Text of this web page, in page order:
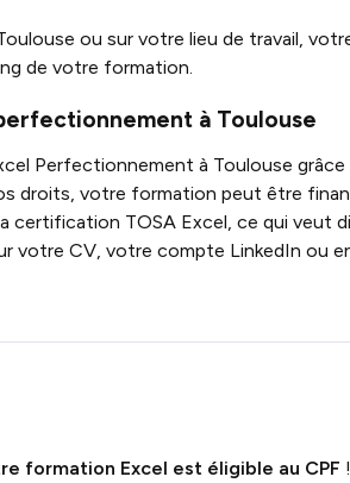
ou sur votre lieu de travail,
de votre formation.
à Toulouse
Perfectionnement à Toulouse
droits, votre formation peut être
TOSA Excel, ce qui veut
votre CV, votre compte LinkedIn ou
formation Excel est éligible au CPF !